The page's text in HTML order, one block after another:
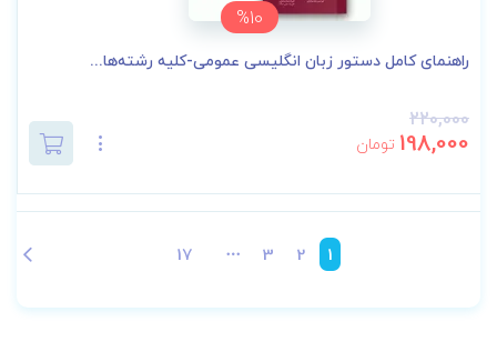
%10
راهنمای کامل دستور زبان انگلیسی عمومی-کلیه رشته‌ها...
220,000
198,000 تومان
1
2
3
17